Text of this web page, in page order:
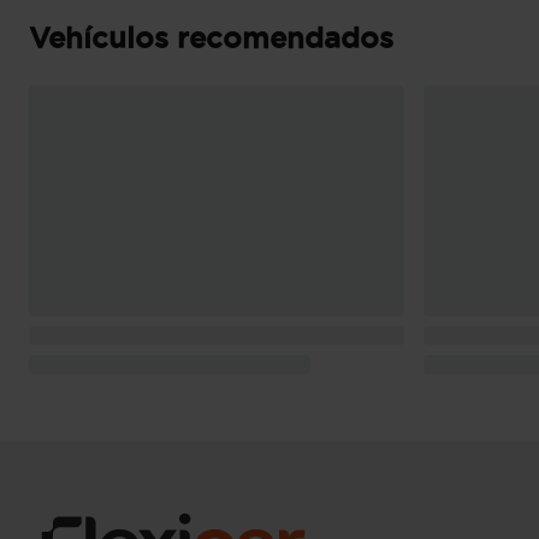
Pesos: 1.625 kg (peso máximo admisible),
Vehículos recomendados